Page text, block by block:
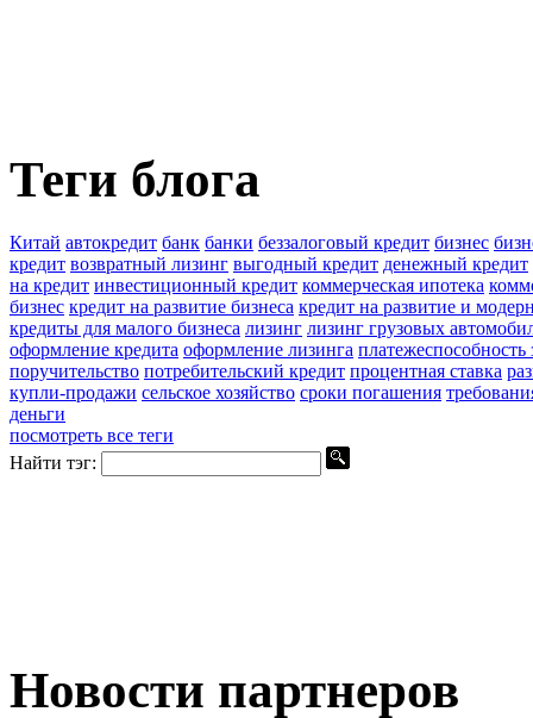
Теги блога
Китай автокредит банк банки беззалоговый кредит бизнес
кредит возвратный лизинг выгодный кредит денежный кредит
на кредит инвестиционный кредит коммерческая ипотека
бизнес кредит на развитие бизнеса кредит на развитие и
кредиты для малого бизнеса лизинг лизинг грузовых
оформление кредита оформление лизинга
поручительство потребительский кредит процентная ставка
купли-продажи сельское хозяйство сроки погашения
деньги
посмотреть все теги
Найти тэг:
Новости партнеров